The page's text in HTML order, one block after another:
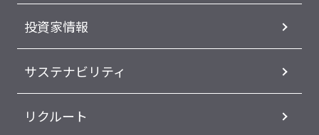
投資家情報
サステナビリティ
リクルート